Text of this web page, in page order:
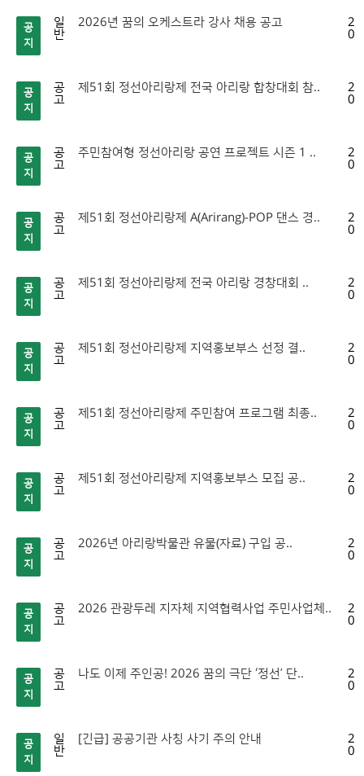
공
지
일
반
2026년 꿈의 오케스트라 강사 채용 공고
공
지
공
고
제51회 정선아리랑제 전국 아리랑 합창대회 참..
공
지
공
고
주민참여형 정선아리랑 공연 프로젝트 시즌 1 ..
공
지
공
고
제51회 정선아리랑제 A(Arirang)-POP 댄스 경..
공
지
공
고
제51회 정선아리랑제 전국 아리랑 경창대회 ..
공
지
공
고
제51회 정선아리랑제 지역홍보부스 선정 결..
공
지
공
고
제51회 정선아리랑제 주민참여 프로그램 최종..
공
지
공
고
제51회 정선아리랑제 지역홍보부스 모집 공..
공
지
공
고
2026년 아리랑박물관 유물(자료) 구입 공..
공
지
공
고
2026 관광두레 지자체 지역협력사업 주민사업체..
공
지
공
고
나도 이제 주인공! 2026 꿈의 극단 ‘정선’ 단..
공
지
일
반
[긴급] 공공기관 사칭 사기 주의 안내